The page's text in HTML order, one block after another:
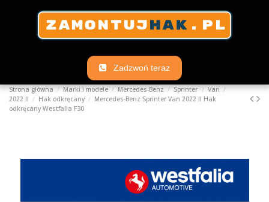
Zadzwoń teraz
Strona główna Marki i modele Mercedes-Benz Sprinter
Van
2022 II
Hak odkręcany
Mercedes-Benz Sprinter Van 2022 II Hak
odkręcany Westfalia F30